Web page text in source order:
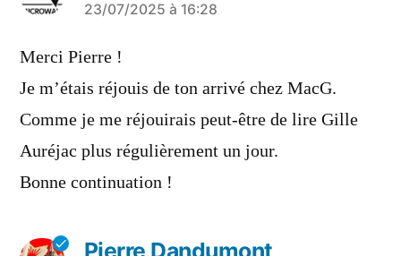
a
dit :
23/07/2025 à 16:28
Merci Pierre !
Je m’étais réjouis de ton arrivé chez MacG.
Comme je me réjouirais peut-être de lire Gille
Auréjac plus régulièrement un jour.
Bonne continuation !